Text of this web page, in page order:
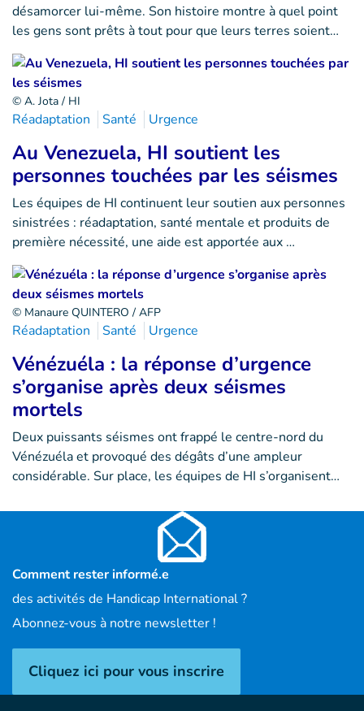
désamorcer lui-même. Son histoire montre à quel point
les gens sont prêts à tout pour que leurs terres soient…
© A. Jota / HI
Réadaptation Santé Urgence
Au Venezuela, HI soutient les
personnes touchées par les séismes
Les équipes de HI continuent leur soutien aux personnes
sinistrées : réadaptation, santé mentale et produits de
première nécessité, une aide est apportée aux …
© Manaure QUINTERO / AFP
Réadaptation Santé Urgence
Vénézuéla : la réponse d’urgence
s’organise après deux séismes
mortels
Deux puissants séismes ont frappé le centre-nord du
Vénézuéla et provoqué des dégâts d’une ampleur
considérable. Sur place, les équipes de HI s’organisent…
Comment rester informé.e
des activités de Handicap International ?
Abonnez-vous à notre newsletter !
Cliquez ici pour vous inscrire